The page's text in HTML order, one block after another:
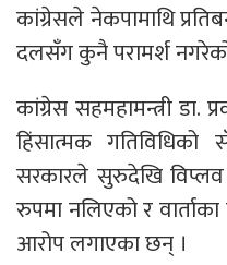
कांग्रेसले नेकपामाथि
दलसँग कुनै परामर्श
कांग्रेस सहमहामन्त्री
हिंसात्मक
सरकारले सुरुदेखि विप्लव
रुपमा नलिएको र
आरोप लगाएका छन् ।